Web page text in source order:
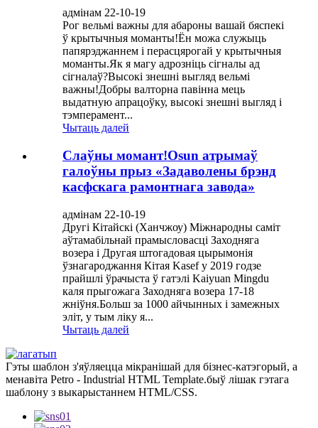
адмінам 22-10-19
Рог вельмі важны для абароны вашай бяспекі
ў крытычныя моманты!Ён можа служыць
папярэджаннем і перасцярогай у крытычныя
моманты.Як я магу адрозніць сігналы ад
сігналаў?Высокі знешні выгляд вельмі
важны!Добры валторна павінна мець
выдатную апрацоўку, высокі знешні выгляд і
тэмперамент...
Чытаць далей
Слаўны момант!Osun атрымаў
галоўны прыз «Задаволены брэнд
касфскага рамонтнага завода»
адмінам 22-10-19
Другі Кітайскі (Ханчжоу) Міжнародны саміт
аўтамабільнай прамысловасці Заходняга
возера і Другая штогадовая цырымонія
ўзнагароджання Кітая Kasef у 2019 годзе
прайшлі ўрачыста ў гатэлі Kaiyuan Mingdu
каля прыгожага Заходняга возера 17-18
жніўня.Больш за 1000 айчынных і замежных
эліт, у тым ліку я...
Чытаць далей
Гэты шаблон з'яўляецца мікранішай для бізнес-катэгорый, а
менавіта Petro - Industrial HTML Template.быў лішак гэтага
шаблону з выкарыстаннем HTML/CSS.